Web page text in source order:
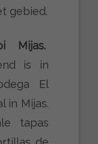
gebied.
Mijas.
is in
El
in Mijas.
tapas